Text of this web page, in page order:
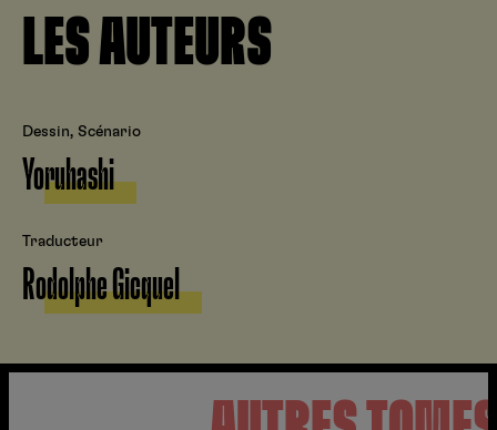
LES AUTEURS
Dessin, Scénario
Yoruhashi
Traducteur
Rodolphe Gicquel